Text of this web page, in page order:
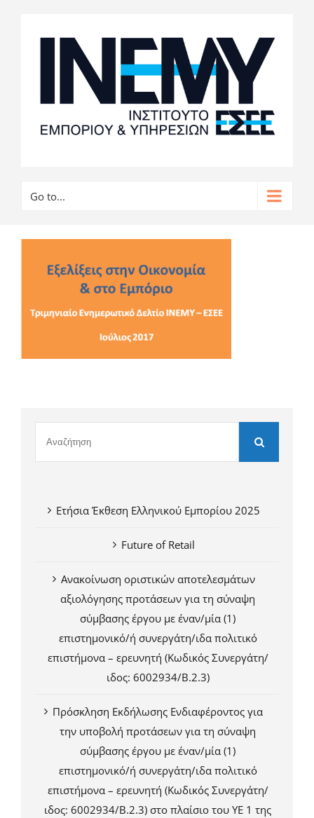
Go to...
Ετήσια Έκθεση Ελληνικού Εμπορίου 2025
Future of Retail
Ανακοίνωση οριστικών αποτελεσμάτων
αξιολόγησης προτάσεων για τη σύναψη
σύμβασης έργου με έναν/μία (1)
επιστημονικό/ή συνεργάτη/ιδα πολιτικό
επιστήμονα – ερευνητή (Κωδικός Συνεργάτη/
ιδος: 6002934/Β.2.3)
Πρόσκληση Εκδήλωσης Ενδιαφέροντος για
την υποβολή προτάσεων για τη σύναψη
σύμβασης έργου με έναν/μία (1)
επιστημονικό/ή συνεργάτη/ιδα πολιτικό
επιστήμονα – ερευνητή (Κωδικός Συνεργάτη/
ιδος: 6002934/Β.2.3) στο πλαίσιο του ΥΕ 1 της